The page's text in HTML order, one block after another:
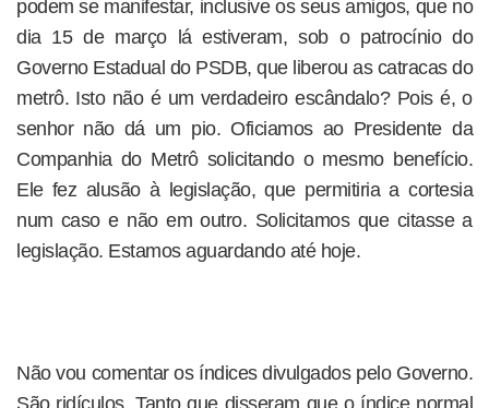
podem se manifestar, inclusive os seus amigos, que no
dia 15 de março lá estiveram, sob o patrocínio do
Governo Estadual do PSDB, que liberou as catracas do
metrô. Isto não é um verdadeiro escândalo? Pois é, o
senhor não dá um pio. Oficiamos ao Presidente da
Companhia do Metrô solicitando o mesmo benefício.
Ele fez alusão à legislação, que permitiria a cortesia
num caso e não em outro. Solicitamos que citasse a
legislação. Estamos aguardando até hoje.
Não vou comentar os índices divulgados pelo Governo.
São ridículos. Tanto que disseram que o índice normal